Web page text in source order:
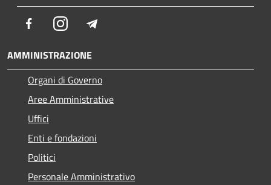
FacebookInstagram
AMMINISTRAZIONE
Organi di Governo
Aree Amministrative
Uffici
Enti e fondazioni
Politici
Personale Amministrativo